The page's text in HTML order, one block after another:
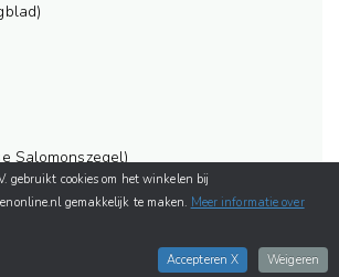
Salomonszegel)
roede)
gebruikt cookies om het winkelen bij
gemakkelijk te maken. Meer informatie over
Accepteren X Weigeren